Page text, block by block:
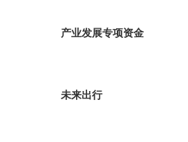
产业发展专项资金
未来出行